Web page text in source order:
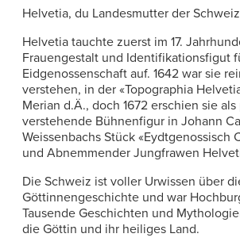
Helvetia, du Landesmutter der
Helvetia tauchte zuerst im 17.
Frauengestalt und Identifikationsfigut
Eidgenossenschaft auf. 1642 war sie
verstehen, in der «Topographia
Merian d.Ä., doch 1672 erschien sie
verstehende Bühnenfigur in Johann
Weissenbachs Stück «Eydtgenossisch
und Abnemmender Jungfrawen
Die Schweiz ist voller Urwissen über
Göttinnengeschichte und war
Tausende Geschichten und
die Göttin und ihr heiliges Land.